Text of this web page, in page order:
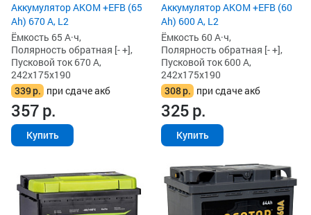
Аккумулятор AKOM +EFB (65
Ah) 670 А, L2
Ёмкость 65 А·ч,
Полярность обратная [- +],
Пусковой ток 670 А,
242x175x190
339р. при сдаче акб
357р.
Купить
Аккумулятор AKOM +EFB (60
Ah) 600 А, L2
Ёмкость 60 А·ч,
Полярность обратная [- +],
Пусковой ток 600 А,
242x175x190
308р. при сдаче акб
325р.
Купить